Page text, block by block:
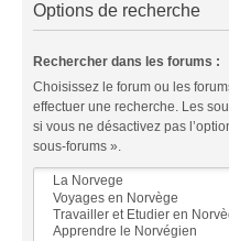
Options de recherche
Rechercher dans les forums :
Choisissez le forum ou les
effectuer une recherche. Les
si vous ne désactivez pas
sous-forums ».